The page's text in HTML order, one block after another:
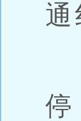
通
停